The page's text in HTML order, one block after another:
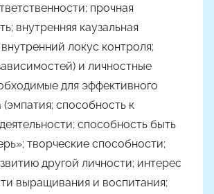
прочная
внутренняя каузальная
локус контроля;
и личностные
для эффективного
способность к
способность быть
творческие способности;
другой личности; интерес
выращивания и воспитания;